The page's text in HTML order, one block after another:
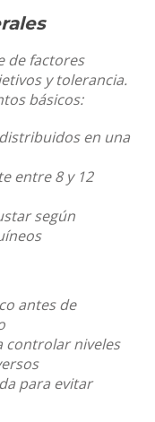
de factores
y tolerancia.
básicos:
en una
entre 8 y 12
según
antes de
controlar niveles
para evitar